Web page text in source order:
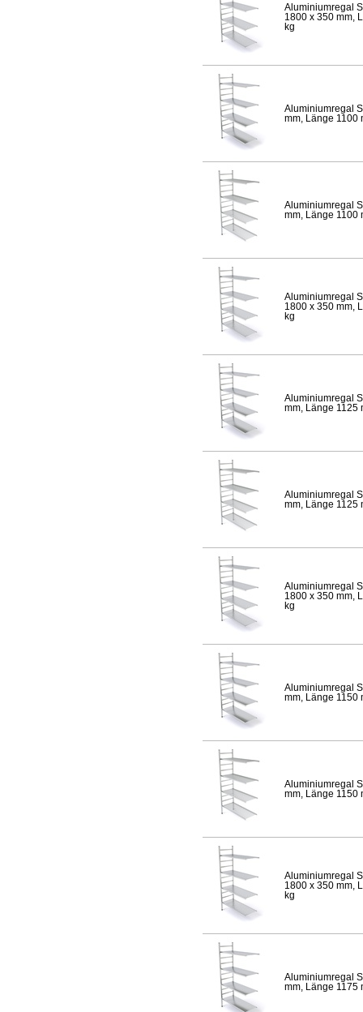
Aluminiumregal
1800 x 350 mm,
kg
Aluminiumregal
mm, Länge 1100
Aluminiumregal
mm, Länge 1100
Aluminiumregal
1800 x 350 mm,
kg
Aluminiumregal
mm, Länge 1125
Aluminiumregal
mm, Länge 1125
Aluminiumregal
1800 x 350 mm,
kg
Aluminiumregal
mm, Länge 1150
Aluminiumregal
mm, Länge 1150
Aluminiumregal
1800 x 350 mm,
kg
Aluminiumregal
mm, Länge 1175